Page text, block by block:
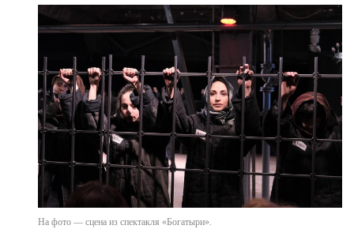
На фото — сцена из спектакля «Богатыри».